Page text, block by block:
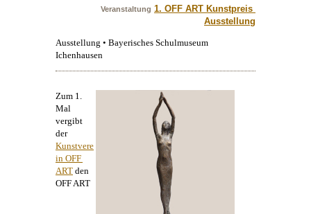
Veranstaltung 1. OFF ART Kunstpreis
Ausstellung
Ausstellung • Bayerisches Schulmuseum
Ichenhausen
Zum 1.
Mal
vergibt
der
Kunstvere
in OFF
ART den
OFF ART